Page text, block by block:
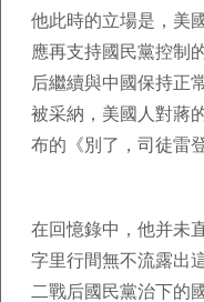
他此時的立場是，美
應再支持國民黨控制
后繼續與中國保持正
被采納，美國人對蔣
布的《別了，司徒雷
在回憶錄中，他并未
字里行間無不流露出
二戰后國民黨治下的